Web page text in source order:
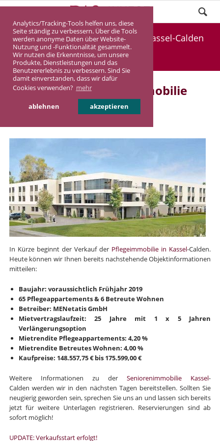
Analytics/Tracking-Tools helfen uns, diese
Seite ständig zu verbessern. Über die Tools
werden anonyme Daten über Website-
Nutzung und -Funktionalität gesammelt.
Wir nutzen die Erkenntnisse, um unsere
Produkte, Dienstleistungen und das
Benutzererlebnis zu verbessern. Sind Sie
damit einverstanden, dass wir dafür
Cookies verwenden? mehr
ablehnen akzeptieren
Coming soon: Pflegeimmobilie Kassel-Calden
DASINVEST Aktuelles
Coming soon: Pflegeimmobilie
Kassel-Calden
In Kürze beginnt der Verkauf der Pflegeimmobilie in Kassel-Calden.
Heute können wir Ihnen bereits nachstehende Objektinformationen
mitteilen:
Baujahr: voraussichtlich Frühjahr 2019
65 Pflegeappartements & 6 Betreute Wohnen
Betreiber: MENetatis GmbH
Mietvertragslaufzeit: 25 Jahre mit 1 x 5 Jahren
Verlängerungsoption
Mietrendite Pflegeappartements: 4,20 %
Mietrendite Betreutes Wohnen: 4,00 %
Kaufpreise: 148.557,75 € bis 175.599,00 €
Weitere Informationen zu derSeniorenimmobilie Kassel-
Calden werden wir in den nächsten Tagen bereitstellen. Sollten Sie
neugierig geworden sein, sprechen Sie uns an und lassen sich bereits
jetzt für weitere Unterlagen registrieren. Reservierungen sind ab
sofort möglich!
UPDATE: Verkaufsstart erfolgt!